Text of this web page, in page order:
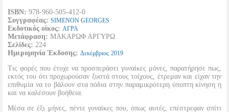
ISBN: 978-960-505-412-0
Συγγραφέας: SIMENON GEORGES
Εκδοτικός οίκος: ΑΓΡΑ
Μετάφραση: ΜΑΚΑΡΩΦ ΑΡΓΥΡΩ
Σελίδες: 224
Ημερομηνία Έκδοσης: Δεκέμβριος 2019
Τις φορές που έτυχε να προσπεράσει γυναίκες μόνες, παρατήρησε πως,
εκτός του ότι προχωρούσαν ξυστά στους τοίχους, έτρεμαν και είχαν την
επιθυμία να το βάλουν στα πόδια στην παραμικρότερη ύποπτη κίνηση η
και να καλέσουν βοήθεια.
Μέσα σε έξι μήνες, πέντε γυναίκες που, όπως αυτές, επέστρεφαν σπίτι